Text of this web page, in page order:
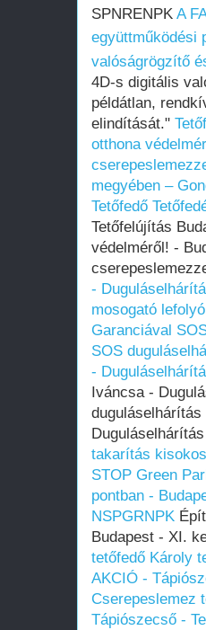
SPNRENPK A
együttműködési
valóságrögzítő
4D-s digitális
példátlan,
elindítását."
otthona
megyében –
Tetőfedő
Tetőfelújítás
védelméről! -
-
mosogató
Garanciával
SOS
-
Iváncsa -
takarítás
STOP Green
pontban -
NSPGRNPK
Budapest - XI.
tetőfedő Károly
AKCIÓ -
Cserepeslemez
Tápiószecső -